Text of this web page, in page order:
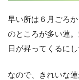
早い所は６月ごろ
のところが多い蓮
日が昇ってくるに
なので、きれいな